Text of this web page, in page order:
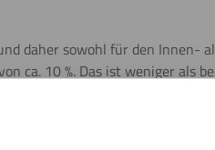
daher sowohl für den Innen-
ca. 10 %. Das ist weniger als
der Platte kommen kann.